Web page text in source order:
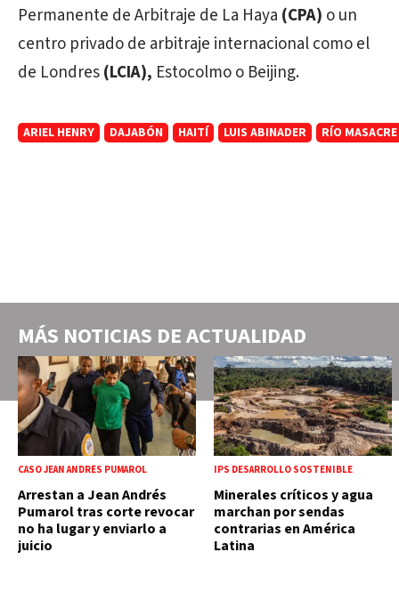
Permanente de Arbitraje de La Haya (CPA) o un
centro privado de arbitraje internacional como el
de Londres(LCIA), Estocolmo o Beijing.
ARIEL HENRY DAJABÓN HAITÍ LUIS ABINADER RÍO MASACRE
MÁS NOTICIAS DEACTUALIDAD
CASO JEAN ANDRÉS PUMAROL
Arrestan a Jean Andrés
Pumarol tras corte revocar
no ha lugar y enviarlo a
juicio
IPS DESARROLLO SOSTENIBLE
Minerales críticos y agua
marchan por sendas
contrarias en América
Latina